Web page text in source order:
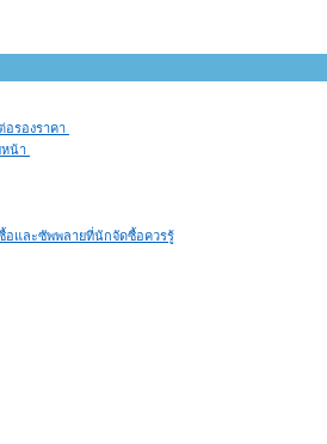
อรองราคา
หน้า
อและซัพพลายที่นักจัดซื้อควรรู้